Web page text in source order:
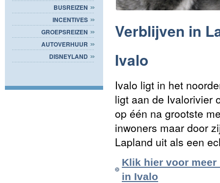
BUSREIZEN
INCENTIVES
GROEPSREIZEN
AUTOVERHUUR
DISNEYLAND
Verblijven in
Ivalo
Ivalo ligt in het
ligt aan de Ivalorivier
op één na grootste
inwoners maar door
Lapland uit als een
Klik hier voor
in Ivalo